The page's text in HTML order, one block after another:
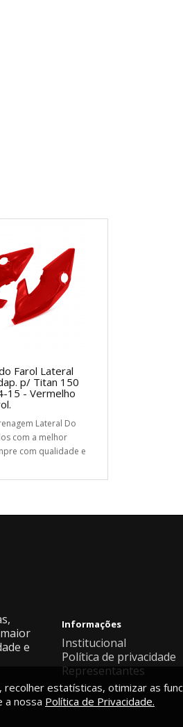
Farol Lateral
p/ Titan 150
15 - Vermelho
Lateral Do
com a melhor
com qualidade e
e
Informações
Institucional
Política de privacidade
Representantes
estatísticas, otimizar as
a nossa Política de Privacidade.